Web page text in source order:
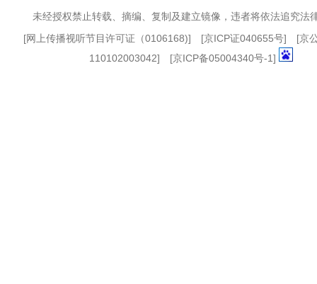
未经授权禁止转载、摘编、复制及建立镜像，违者将依法追究法
[网上传播视听节目许可证（0106168)] [京ICP证040655号] [京
110102003042] [京ICP备05004340号-1]